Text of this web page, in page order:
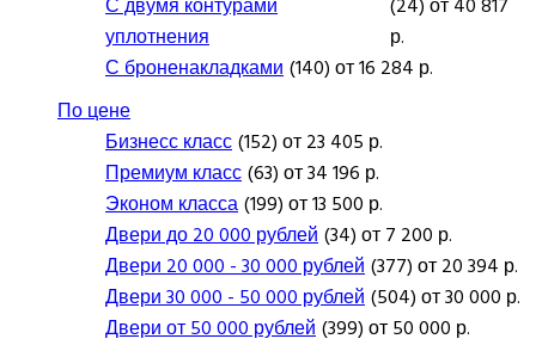
уплотнения
р.
С броненакладками(140) от 16 284 р.
По цене
Бизнесс класс(152) от 23 405 р.
Премиум класс(63) от 34 196 р.
Эконом класса(199) от 13 500 р.
Двери до 20 000 рублей(34) от 7 200 р.
Двери 20 000 - 30 000 рублей(377) от 20 394 р.
Двери 30 000 - 50 000 рублей(504) от 30 000 р.
Двери от 50 000 рублей(399) от 50 000 р.